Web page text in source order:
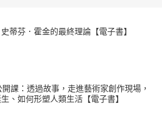
蒂芬．霍金的最終理論【電子書】
課：透過故事，走進藝術家創作現場，
、如何形塑人類生活【電子書】